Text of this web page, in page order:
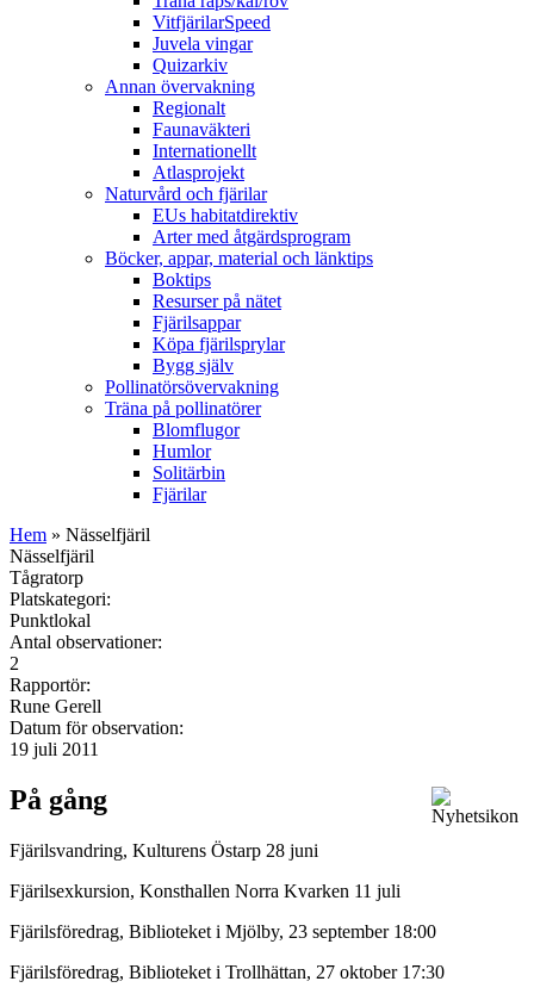
VitfjärilarSpeed
Juvela vingar
Quizarkiv
Annan övervakning
Regionalt
Faunaväkteri
Internationellt
Atlasprojekt
Naturvård och fjärilar
EUs habitatdirektiv
Arter med åtgärdsprogram
Böcker, appar, material och länktips
Boktips
Resurser på nätet
Fjärilsappar
Köpa fjärilsprylar
Bygg själv
Pollinatörsövervakning
Träna på pollinatörer
Blomflugor
Humlor
Solitärbin
Fjärilar
Hem » Nässelfjäril
Nässelfjäril
Tågratorp
Platskategori:
Punktlokal
Antal observationer:
2
Rapportör:
Rune Gerell
Datum för observation:
19 juli 2011
På gång
Fjärilsvandring, Kulturens Östarp 28 juni
Fjärilsexkursion, Konsthallen Norra Kvarken 11 juli
Fjärilsföredrag, Biblioteket i Mjölby, 23 september 18:00
Fjärilsföredrag, Biblioteket i Trollhättan, 27 oktober 17:30